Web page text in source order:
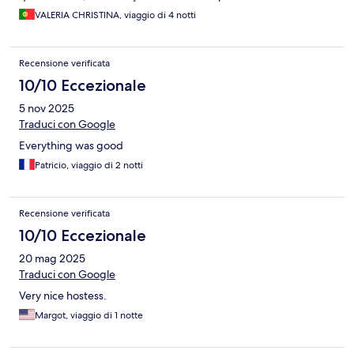
VALERIA CHRISTINA, viaggio di 4 notti
Recensione verificata
10/10 Eccezionale
5 nov 2025
Traduci con Google
Everything was good
Patricio, viaggio di 2 notti
Recensione verificata
10/10 Eccezionale
20 mag 2025
Traduci con Google
Very nice hostess.
Margot, viaggio di 1 notte